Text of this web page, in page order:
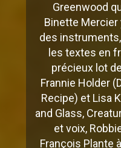
Greenwood
Binette Mercier
des
les textes en
précieux lot
Frannie Holder
Recipe) et Lisa
and Glass,
et voix,
François Plante